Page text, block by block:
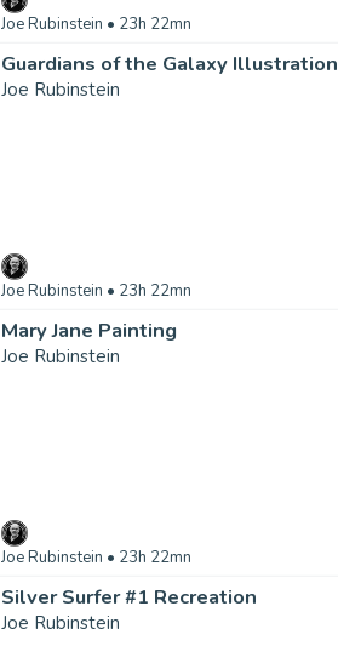
Joe Rubinstein • 23h 22mn
Guardians of the Galaxy Illustration
Joe Rubinstein
Joe Rubinstein • 23h 22mn
Mary Jane Painting
Joe Rubinstein
Joe Rubinstein • 23h 22mn
Silver Surfer #1 Recreation
Joe Rubinstein